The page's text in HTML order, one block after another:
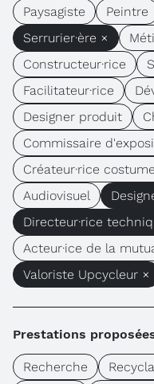
Paysagiste
Peintre
Serrurier·ère ×
Constructeur·rice
Facilitateur·rice
Designer produit
Commissaire
Créateur·rice
Audiovisuel
Directeur·rice
Acteur·ice de la
Valoriste Upcycleur ×
Prestations
Recherche